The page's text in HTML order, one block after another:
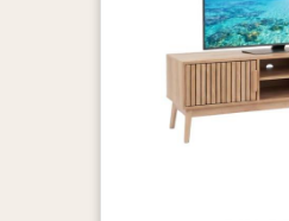
le montage
sont extensibles
et également
verticalement,
montage